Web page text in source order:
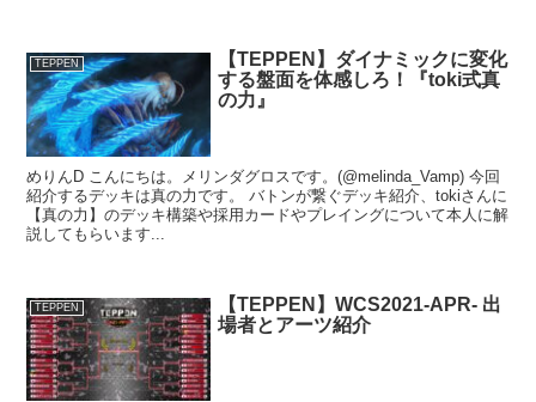
TEPPEN
【TEPPEN】ダイナミックに変化
する盤面を体感しろ！『toki式真
の力』
めりんD こんにちは。メリンダグロスです。(@melinda_Vamp) 今回
紹介するデッキは真の力です。 バトンが繋ぐデッキ紹介、tokiさんに
【真の力】のデッキ構築や採用カードやプレイングについて本人に解
説してもらいます...
TEPPEN
【TEPPEN】WCS2021-APR- 出
場者とアーツ紹介